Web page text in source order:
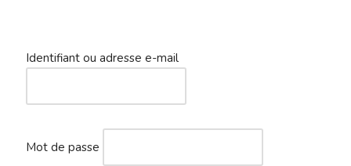
Identifiant ou adresse e-mail
Mot de passe